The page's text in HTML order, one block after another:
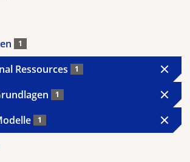
1
Ressources 1
1
1